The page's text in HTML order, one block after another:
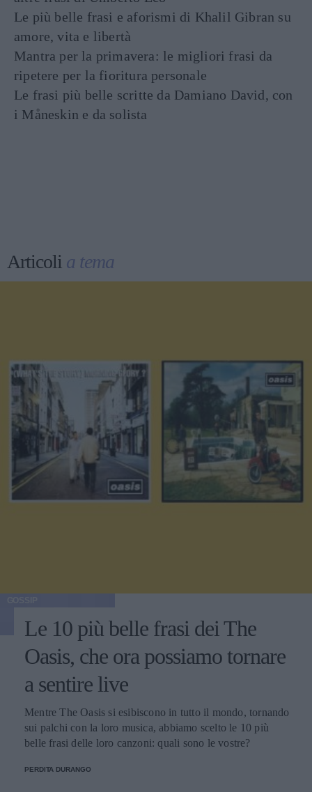
Le più belle frasi e aforismi di Khalil Gibran su
amore, vita e libertà
Mantra per la primavera: le migliori frasi da
ripetere per la fioritura personale
Le frasi più belle scritte da Damiano David, con
i Måneskin e da solista
Articoli a tema
Le 10 più belle frasi dei The
Oasis, che ora possiamo tornare
a sentire live
Mentre The Oasis si esibiscono in tutto il mondo, tornando
sui palchi con la loro musica, abbiamo scelto le 10 più
belle frasi delle loro canzoni: quali sono le vostre?
PERDITA DURANGO